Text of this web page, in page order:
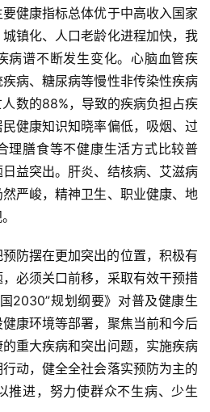
健康指标总体优于中高收入国家
镇化、人口老龄化进程加快，我
病谱不断发生变化。心脑血管疾
病、糖尿病等慢性非传染性疾病
数的88%，导致的疾病负担占疾
健康知识知晓率偏低，吸烟、过
理膳食等不健康生活方式比较普
益突出。肝炎、结核病、艾滋病
严峻，精神卫生、职业健康、地
防摆在更加突出的位置，积极有
必须关口前移，采取有效干预措
2030”规划纲要》对普及健康生
康环境等部署，聚焦当前和今后
重大疾病和突出问题，实施疾病
动，健全全社会落实预防为主的
推进，努力使群众不生病、少生